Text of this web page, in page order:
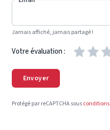
Jamais affiché, jamais partagé !
Votre évaluation :
Envoyer
Protégé par reCAPTCHA sousconditions